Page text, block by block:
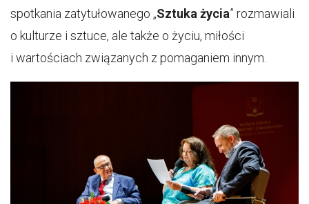
spotkania zatytułowanego „Sztuka życia” rozmawiali
o kulturze i sztuce, ale także o życiu, miłości
i wartościach związanych z pomaganiem innym.